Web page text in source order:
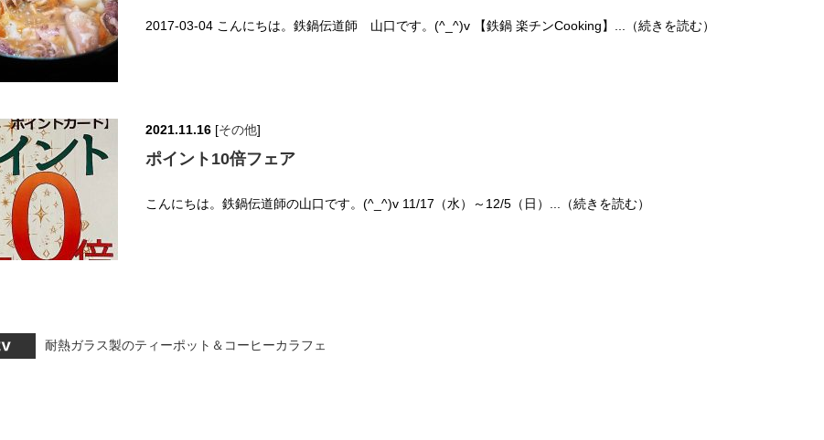
2017-03-04 こんにちは。鉄鍋伝道師 山口です。(^_^)v 【鉄鍋 楽チンCooking】...（続きを読む）
2021.11.16 [その他]
ポイント10倍フェア
こんにちは。鉄鍋伝道師の山口です。(^_^)v 11/17（水）～12/5（日）...（続きを読む）
耐熱ガラス製のティーポット＆コーヒーカラフェ